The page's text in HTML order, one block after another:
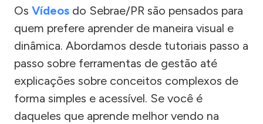
Os Vídeos do Sebrae/PR são pensados para
quem prefere aprender de maneira visual e
dinâmica. Abordamos desde tutoriais passo a
passo sobre ferramentas de gestão até
explicações sobre conceitos complexos de
forma simples e acessível. Se você é
daqueles que aprende melhor vendo na